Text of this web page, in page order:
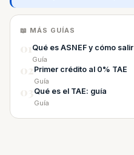
📖 MÁS GUÍAS
Qué es ASNEF y cómo salir
Guía
Primer crédito al 0% TAE
Guía
Qué es el TAE: guía
Guía